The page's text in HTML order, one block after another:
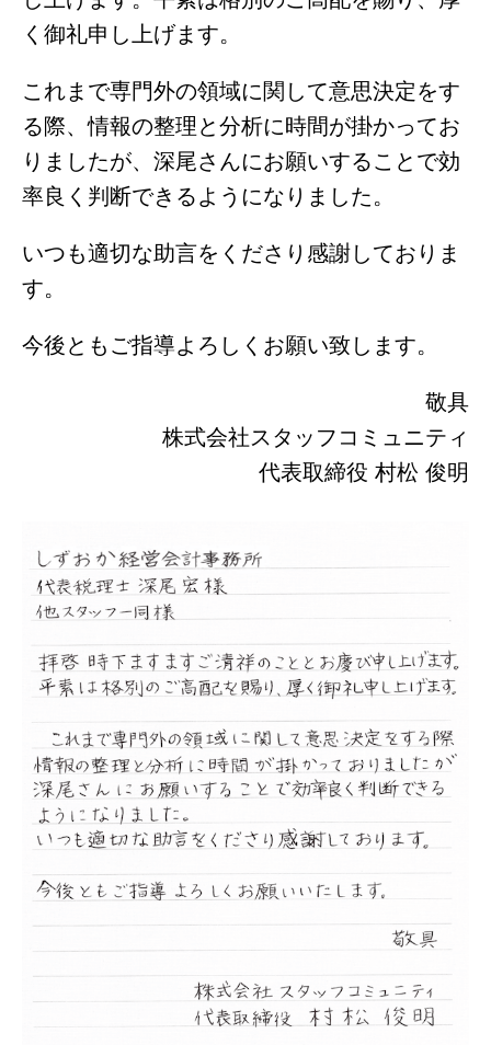
く御礼申し上げます。
これまで専門外の領域に関して意思決定をす
る際、情報の整理と分析に時間が掛かってお
りましたが、深尾さんにお願いすることで効
率良く判断できるようになりました。
いつも適切な助言をくださり感謝しておりま
す。
今後ともご指導よろしくお願い致します。
敬具
株式会社スタッフコミュニティ
代表取締役 村松 俊明